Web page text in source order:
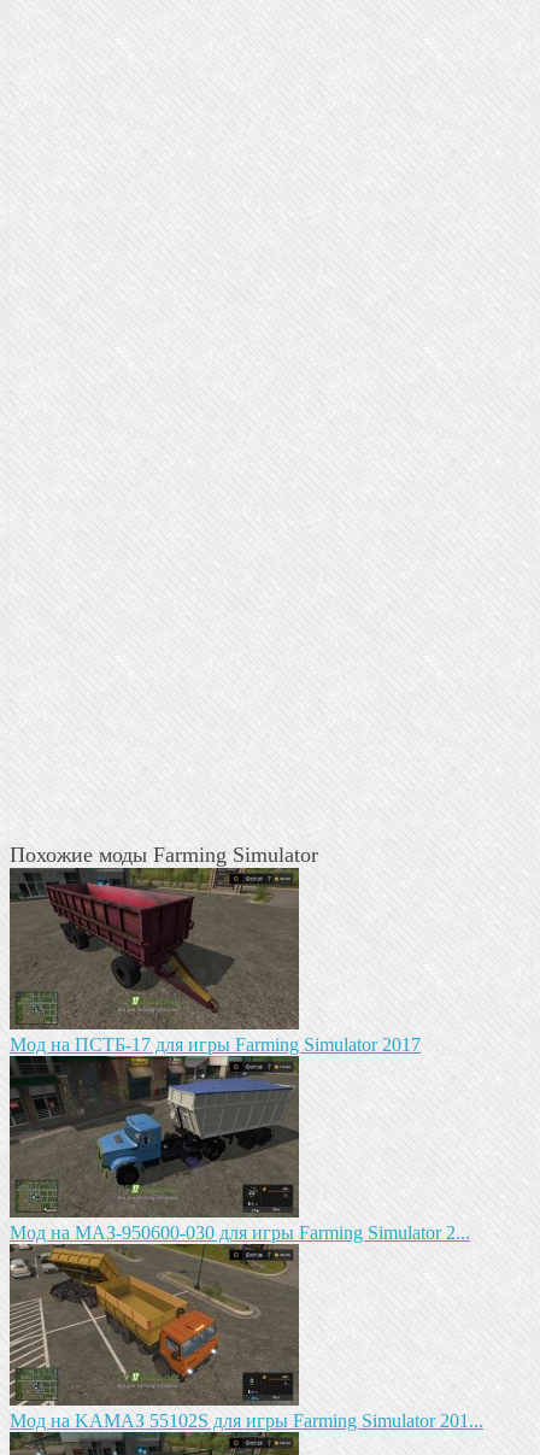
Похожие моды Farming Simulator
Мод на ПСТБ-17 для игры Farming Simulator 2017
Mод на МАЗ-950600-030 для игры Farming Simulator 2...
Mод на KAМАЗ 55102S для игры Farming Simulator 201...